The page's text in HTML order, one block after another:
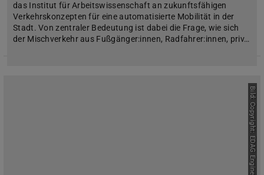
das Institut für Arbeitswissenschaft an zukunftsfähigen
Verkehrskonzepten für eine automatisierte Mobilität in der
Stadt. Von zentraler Bedeutung ist dabei die Frage, wie sich
der Mischverkehr aus Fußgänger:innen, Radfahrer:innen, priv…
Bild: Copyright: EDAG Engineering GmbH